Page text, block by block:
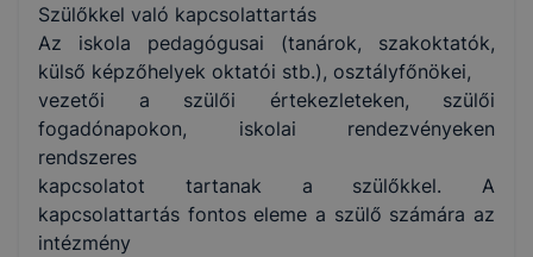
Szülőkkel való kapcsolattartás
Az iskola pedagógusai (tanárok, szakoktatók,
külső képzőhelyek oktatói stb.), osztályfőnökei,
vezetői a szülői értekezleteken, szülői
fogadónapokon, iskolai rendezvényeken
rendszeres
kapcsolatot tartanak a szülőkkel. A
kapcsolattartás fontos eleme a szülő számára az
intézmény